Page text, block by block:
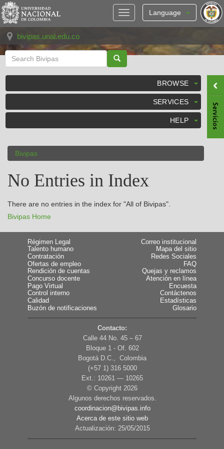
Skip
navigation
Language
bivipas.unal.edu.co
BROWSE
SERVICES
HELP
Bivipas
No Entries in Index
There are no entries in the index for "All of Bivipas".
Bivipas Home
Régimen Legal
Talento humano
Contratación
Ofertas de empleo
Rendición de cuentas
Concurso docente
Pago Virtual
Control interno
Calidad
Buzón de notificaciones
Correo institucional
Mapa del sitio
Redes Sociales
FAQ
Quejas y reclamos
Atención en línea
Encuesta
Contáctenos
Estadísticas
Glosario
Contacto:
Calle 44 No. 45 – 67
Bloque 1 - Of. 602
Bogotá D.C., Colombia
(+57 1) 316 5000
Ext.: 10261 — 10265
© Copyright 2026
Algunos derechos reservados.
coordinacion@bivipas.info
Acerca de este sitio web
Actualización: 25/05/2015